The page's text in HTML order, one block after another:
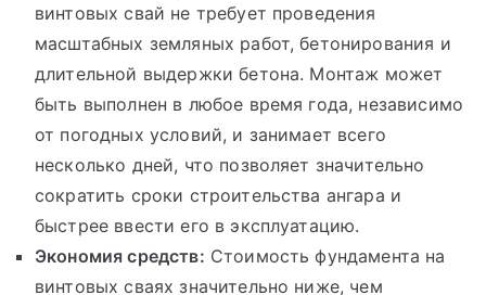
винтовых свай не требует проведения
масштабных земляных работ, бетонирования и
длительной выдержки бетона. Монтаж может
быть выполнен в любое время года, независимо
от погодных условий, и занимает всего
несколько дней, что позволяет значительно
сократить сроки строительства ангара и
быстрее ввести его в эксплуатацию.
Экономия средств: Стоимость фундамента на
винтовых сваях значительно ниже, чем